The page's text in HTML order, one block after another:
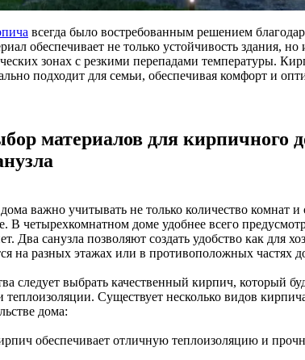
всегда было востребованным решением
обеспечивает не только устойчивость здания, но
зонах с резкими перепадами температуры.
подходит для семьи, обеспечивая комфорт и
материалов для кирпичного
важно учитывать не только количество комнат
В четырехкомнатном доме удобнее всего
Два санузла позволяют создать удобство как для
на разных этажах или в противоположных частях
следует выбрать качественный кирпич, который
теплоизоляции. Существует несколько видов
дома:
обеспечивает отличную теплоизоляцию и